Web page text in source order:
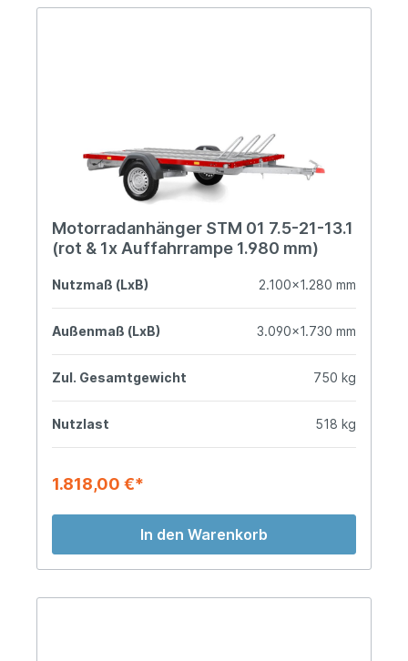
Motorradanhänger STM 01 7.5-21-13.1
(rot & 1x Auffahrrampe 1.980 mm)
Nutzmaß (LxB) 2.100x1.280 mm
Außenmaß (LxB) 3.090x1.730 mm
Zul. Gesamtgewicht 750 kg
Nutzlast 518 kg
1.818,00 €*
In den Warenkorb